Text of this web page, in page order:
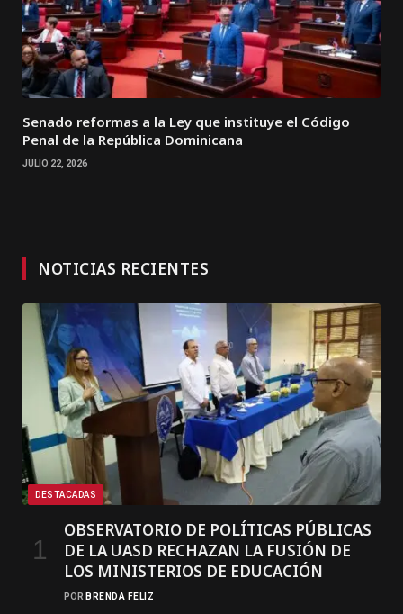
Senado reformas a la Ley que instituye el Código
Penal de la República Dominicana
JULIO 22, 2026
NOTICIAS RECIENTES
DESTACADAS
OBSERVATORIO DE POLÍTICAS PÚBLICAS
DE LA UASD RECHAZAN LA FUSIÓN DE
LOS MINISTERIOS DE EDUCACIÓN
POR BRENDA FELIZ